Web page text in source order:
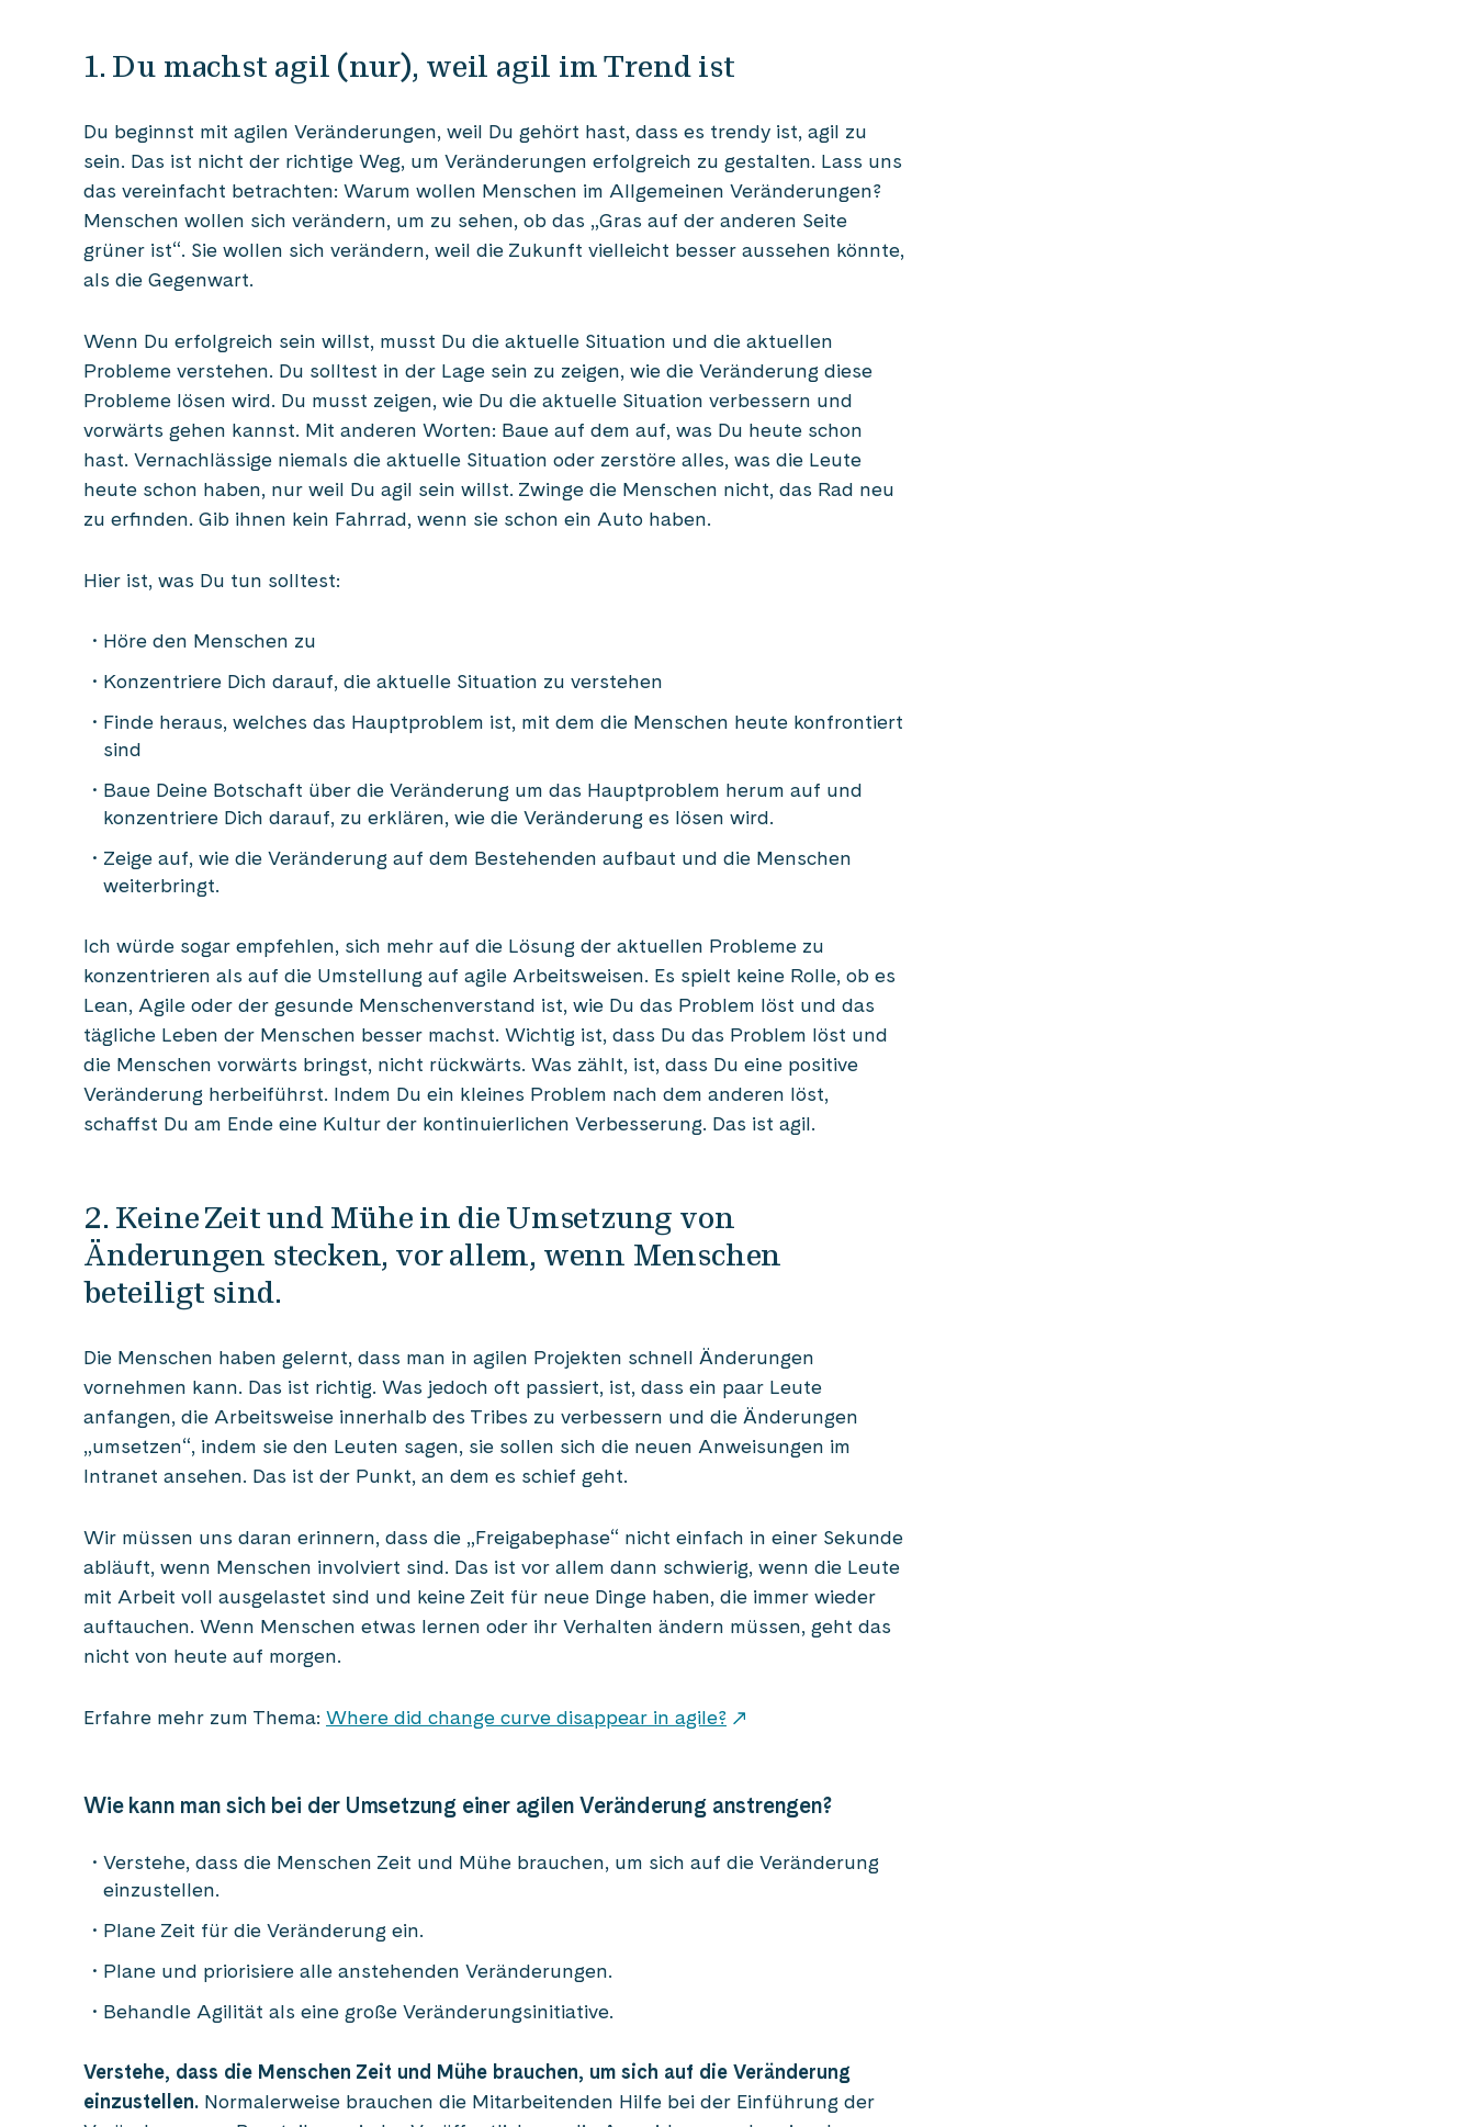
1. Du machst agil (nur), weil agil im Trend ist
Du beginnst mit agilen Veränderungen, weil Du gehört hast, dass es trendy ist, agil zu
sein. Das ist nicht der richtige Weg, um Veränderungen erfolgreich zu gestalten. Lass uns
das vereinfacht betrachten: Warum wollen Menschen im Allgemeinen Veränderungen?
Menschen wollen sich verändern, um zu sehen, ob das „Gras auf der anderen Seite
grüner ist“. Sie wollen sich verändern, weil die Zukunft vielleicht besser aussehen könnte,
als die Gegenwart.
Wenn Du erfolgreich sein willst, musst Du die aktuelle Situation und die aktuellen
Probleme verstehen. Du solltest in der Lage sein zu zeigen, wie die Veränderung diese
Probleme lösen wird. Du musst zeigen, wie Du die aktuelle Situation verbessern und
vorwärts gehen kannst. Mit anderen Worten: Baue auf dem auf, was Du heute schon
hast. Vernachlässige niemals die aktuelle Situation oder zerstöre alles, was die Leute
heute schon haben, nur weil Du agil sein willst. Zwinge die Menschen nicht, das Rad neu
zu erfinden. Gib ihnen kein Fahrrad, wenn sie schon ein Auto haben.
Hier ist, was Du tun solltest:
Höre den Menschen zu
Konzentriere Dich darauf, die aktuelle Situation zu verstehen
Finde heraus, welches das Hauptproblem ist, mit dem die Menschen heute konfrontiert
sind
Baue Deine Botschaft über die Veränderung um das Hauptproblem herum auf und
konzentriere Dich darauf, zu erklären, wie die Veränderung es lösen wird.
Zeige auf, wie die Veränderung auf dem Bestehenden aufbaut und die Menschen
weiterbringt.
Ich würde sogar empfehlen, sich mehr auf die Lösung der aktuellen Probleme zu
konzentrieren als auf die Umstellung auf agile Arbeitsweisen. Es spielt keine Rolle, ob es
Lean, Agile oder der gesunde Menschenverstand ist, wie Du das Problem löst und das
tägliche Leben der Menschen besser machst. Wichtig ist, dass Du das Problem löst und
die Menschen vorwärts bringst, nicht rückwärts. Was zählt, ist, dass Du eine positive
Veränderung herbeiführst. Indem Du ein kleines Problem nach dem anderen löst,
schaffst Du am Ende eine Kultur der kontinuierlichen Verbesserung. Das ist agil.
2. Keine Zeit und Mühe in die Umsetzung von
Änderungen stecken, vor allem, wenn Menschen
beteiligt sind.
Die Menschen haben gelernt, dass man in agilen Projekten schnell Änderungen
vornehmen kann. Das ist richtig. Was jedoch oft passiert, ist, dass ein paar Leute
anfangen, die Arbeitsweise innerhalb des Tribes zu verbessern und die Änderungen
„umsetzen“, indem sie den Leuten sagen, sie sollen sich die neuen Anweisungen im
Intranet ansehen. Das ist der Punkt, an dem es schief geht.
Wir müssen uns daran erinnern, dass die „Freigabephase“ nicht einfach in einer Sekunde
abläuft, wenn Menschen involviert sind. Das ist vor allem dann schwierig, wenn die Leute
mit Arbeit voll ausgelastet sind und keine Zeit für neue Dinge haben, die immer wieder
auftauchen. Wenn Menschen etwas lernen oder ihr Verhalten ändern müssen, geht das
nicht von heute auf morgen.
Erfahre mehr zum Thema: Where did change curve disappear in agile?
Wie kann man sich bei der Umsetzung einer agilen Veränderung anstrengen?
Verstehe, dass die Menschen Zeit und Mühe brauchen, um sich auf die Veränderung
einzustellen.
Plane Zeit für die Veränderung ein.
Plane und priorisiere alle anstehenden Veränderungen.
Behandle Agilität als eine große Veränderungsinitiative.
Verstehe, dass die Menschen Zeit und Mühe brauchen, um sich auf die Veränderung
einzustellen. Normalerweise brauchen die Mitarbeitenden Hilfe bei der Einführung der